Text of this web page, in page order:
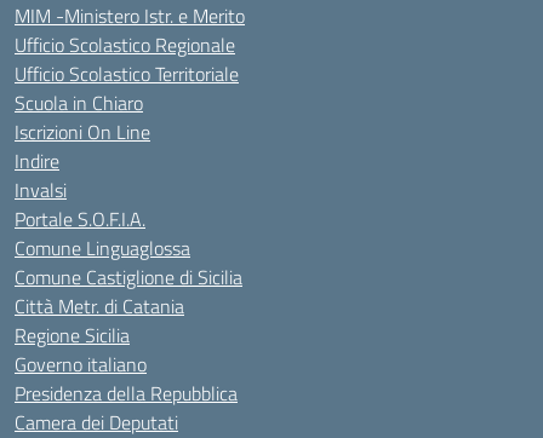
MIM -Ministero Istr. e Merito
Ufficio Scolastico Regionale
Ufficio Scolastico Territoriale
Scuola in Chiaro
Iscrizioni On Line
Indire
Invalsi
Portale S.O.F.I.A.
Comune Linguaglossa
Comune Castiglione di Sicilia
Città Metr. di Catania
Regione Sicilia
Governo italiano
Presidenza della Repubblica
Camera dei Deputati